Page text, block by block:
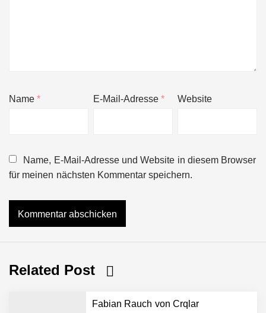
Name* E-Mail-Adresse* Website
Name, E-Mail-Adresse und Website in diesem Browser
für meinen nächsten Kommentar speichern.
Related Post
Fabian Rauch von Crqlar